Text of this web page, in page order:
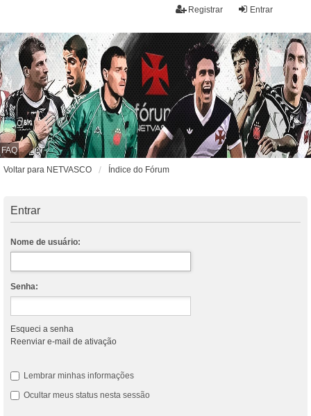
Entrar
Registrar
FAQ
Voltar para NETVASCO
Índice do Fórum
Entrar
Nome de usuário:
Senha:
Esqueci a senha
Reenviar e-mail de ativação
Lembrar minhas informações
Ocultar meus status nesta sessão